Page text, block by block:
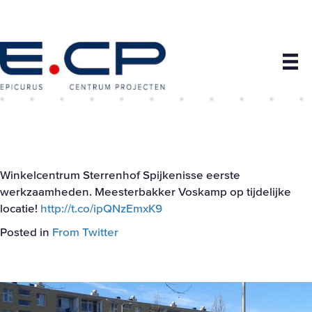
Winkelcentrum Sterrenhof Spijkenisse eerste
werkzaamheden. Meesterbakker Voskamp op tijdelijke
locatie! http://t.co/ipQNzEmxK9
Posted in From Twitter